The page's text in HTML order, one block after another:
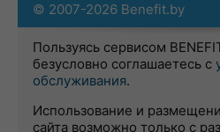
© 2007-2026 Benefit.by
Пользуясь сервисом
безусловно соглашаетесь с
обслуживания.
Использование и
сайта возможно только с